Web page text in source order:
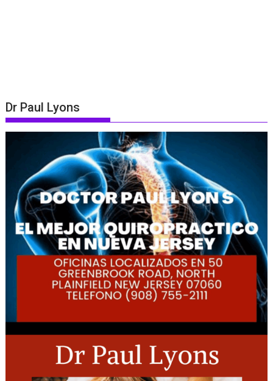
Dr Paul Lyons